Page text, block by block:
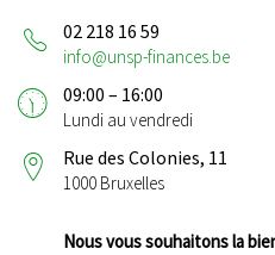
02 218 16 59
info@unsp-finances.be
09:00 – 16:00
Lundi au vendredi
Rue des Colonies, 11
1000 Bruxelles
Nous vous souhaitons la